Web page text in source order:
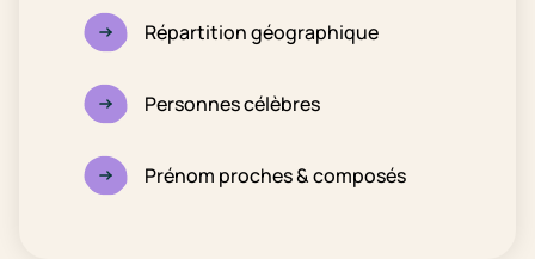
Répartition géographique
Personnes célèbres
Prénom proches & composés